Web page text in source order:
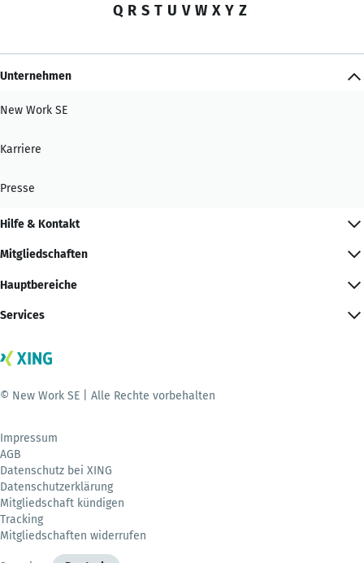
Q R S T U V W X Y Z
Unternehmen
New Work SE
Karriere
Presse
Hilfe & Kontakt
Mitgliedschaften
Hauptbereiche
Services
© New Work SE | Alle Rechte vorbehalten
Impressum
AGB
Datenschutz bei XING
Datenschutzerklärung
Mitgliedschaft kündigen
Tracking
Mitgliedschaften widerrufen